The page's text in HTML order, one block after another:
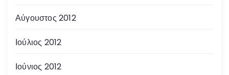
Αύγουστος 2012
Ιούλιος 2012
Ιούνιος 2012